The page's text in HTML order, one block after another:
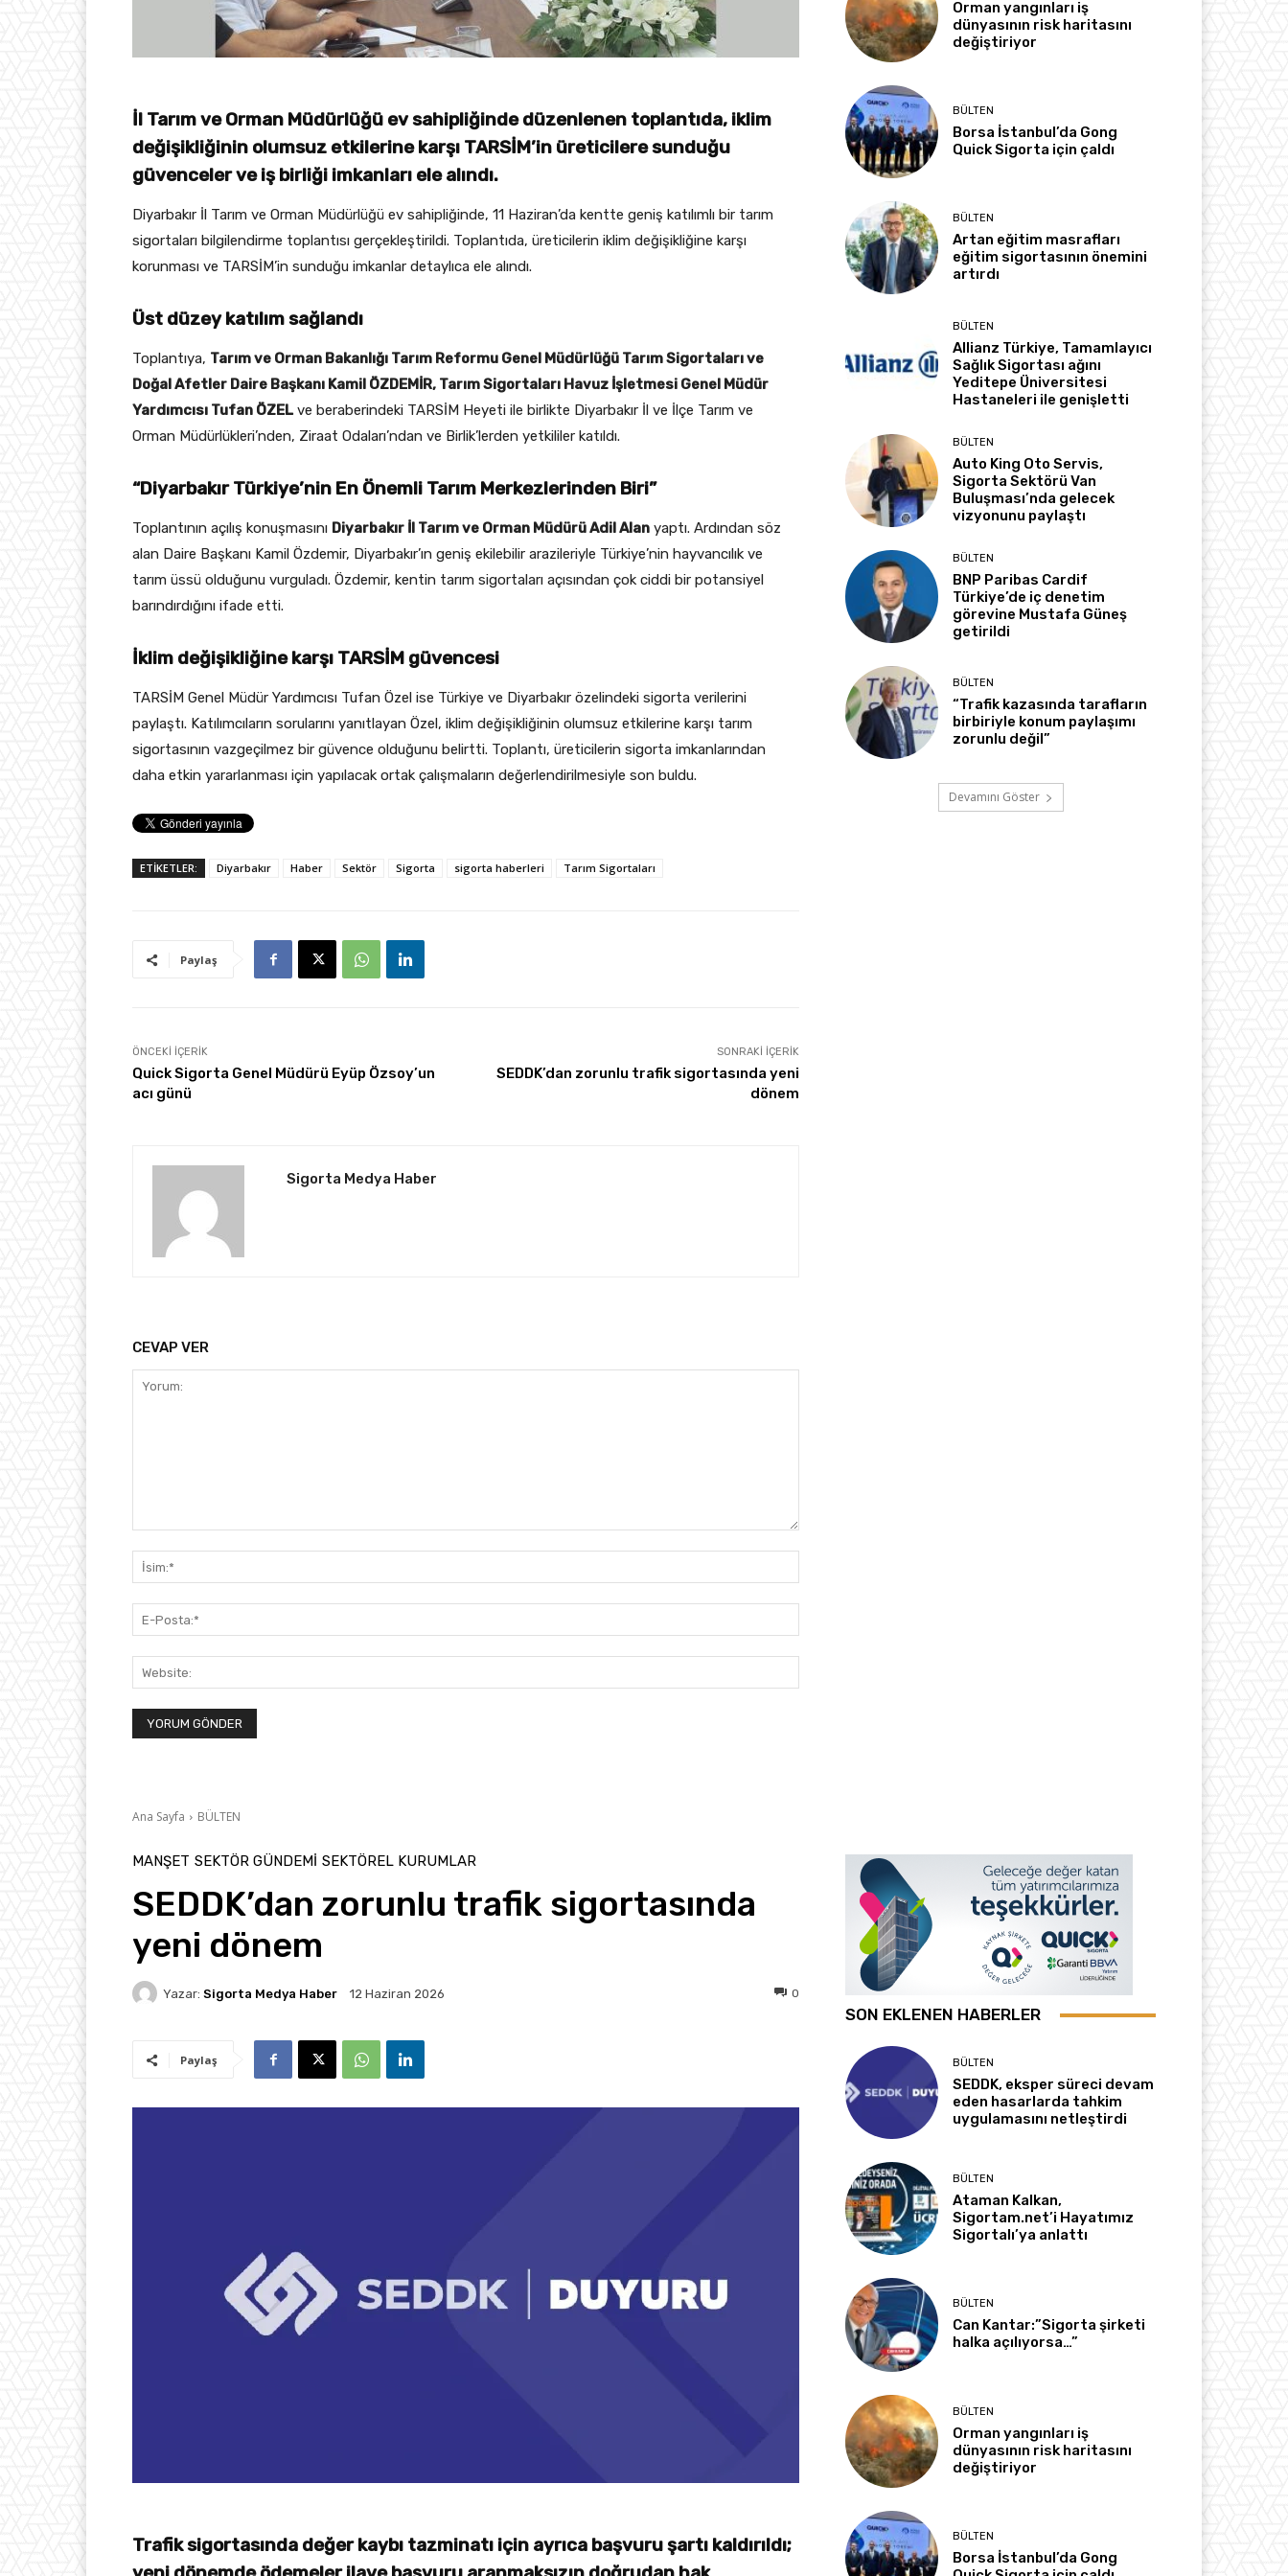
İl Tarım ve Orman Müdürlüğü ev sahipliğinde düzenlenen toplantıda, iklim
değişikliğinin olumsuz etkilerine karşı TARSİM’in üreticilere sunduğu
güvenceler ve iş birliği imkanları ele alındı.
Diyarbakır İl Tarım ve Orman Müdürlüğü ev sahipliğinde, 11 Haziran’da kentte geniş katılımlı bir tarım
sigortaları bilgilendirme toplantısı gerçekleştirildi. Toplantıda, üreticilerin iklim değişikliğine karşı
korunması ve TARSİM’in sunduğu imkanlar detaylıca ele alındı.
Üst düzey katılım sağlandı
Toplantıya, Tarım ve Orman Bakanlığı Tarım Reformu Genel Müdürlüğü Tarım Sigortaları ve
Doğal Afetler Daire Başkanı Kamil ÖZDEMİR, Tarım Sigortaları Havuz İşletmesi Genel Müdür
Yardımcısı Tufan ÖZELve beraberindeki TARSİM Heyeti ile birlikte Diyarbakır İl ve İlçe Tarım ve
Orman Müdürlükleri’nden, Ziraat Odaları’ndan ve Birlik’lerden yetkililer katıldı.
“Diyarbakır Türkiye’nin En Önemli Tarım Merkezlerinden Biri”
Toplantının açılış konuşmasını Diyarbakır İl Tarım ve Orman Müdürü Adil Alan yaptı. Ardından söz
alan Daire Başkanı Kamil Özdemir, Diyarbakır’ın geniş ekilebilir arazileriyle Türkiye’nin hayvancılık ve
tarım üssü olduğunu vurguladı. Özdemir, kentin tarım sigortaları açısından çok ciddi bir potansiyel
barındırdığını ifade etti.
İklim değişikliğine karşı TARSİM güvencesi
TARSİM Genel Müdür Yardımcısı Tufan Özel ise Türkiye ve Diyarbakır özelindeki sigorta verilerini
paylaştı. Katılımcıların sorularını yanıtlayan Özel, iklim değişikliğinin olumsuz etkilerine karşı tarım
sigortasının vazgeçilmez bir güvence olduğunu belirtti. Toplantı, üreticilerin sigorta imkanlarından
daha etkin yararlanması için yapılacak ortak çalışmaların değerlendirilmesiyle son buldu.
ETİKETLER: Diyarbakır Haber Sektör Sigorta sigorta haberleri Tarım Sigortaları
Paylaş
ÖNCEKI İÇERIK
Quick Sigorta Genel Müdürü Eyüp Özsoy’un
acı günü
SONRAKI İÇERIK
SEDDK’dan zorunlu trafik sigortasında yeni
dönem
Sigorta Medya Haber
CEVAP VER
Posta:*
Orman yangınları iş
dünyasının risk haritasını
değiştiriyor
BÜLTEN
Borsa İstanbul’da Gong
Quick Sigorta için çaldı
BÜLTEN
Artan eğitim masrafları
eğitim sigortasının önemini
artırdı
BÜLTEN
Allianz Türkiye, Tamamlayıcı
Sağlık Sigortası ağını
Yeditepe Üniversitesi
Hastaneleri ile genişletti
BÜLTEN
Auto King Oto Servis,
Sigorta Sektörü Van
Buluşması’nda gelecek
vizyonunu paylaştı
BÜLTEN
BNP Paribas Cardif
Türkiye’de iç denetim
görevine Mustafa Güneş
getirildi
BÜLTEN
“Trafik kazasında tarafların
birbiriyle konum paylaşımı
zorunlu değil”
Devamını Göster